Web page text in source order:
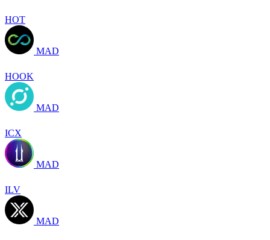
HOT
MAD
HOOK
MAD
ICX
MAD
ILV
MAD